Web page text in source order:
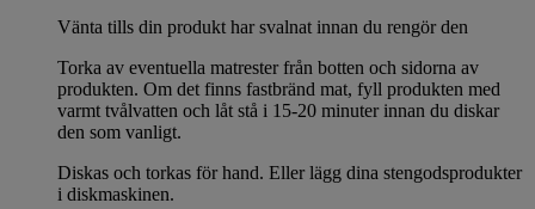
Vänta tills din produkt har svalnat innan du rengör den
Torka av eventuella matrester från botten och sidorna av
produkten. Om det finns fastbränd mat, fyll produkten med
varmt tvålvatten och låt stå i 15-20 minuter innan du diskar
den som vanligt.
Diskas och torkas för hand. Eller lägg dina stengodsprodukter
i diskmaskinen.